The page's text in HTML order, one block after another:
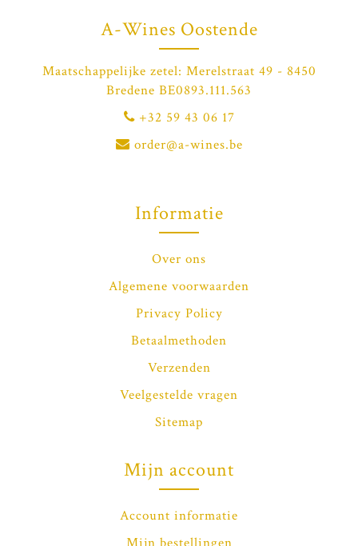
A-Wines Oostende
Maatschappelijke zetel: Merelstraat 49 - 8450
Bredene BE0893.111.563
+32 59 43 06 17
order@a-wines.be
Informatie
Over ons
Algemene voorwaarden
Privacy Policy
Betaalmethoden
Verzenden
Veelgestelde vragen
Sitemap
Mijn account
Account informatie